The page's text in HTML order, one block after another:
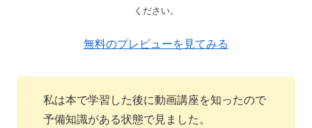
ください。
無料のプレビューを見てみる
私は本で学習した後に動画講座を知ったので
予備知識がある状態で見ました。